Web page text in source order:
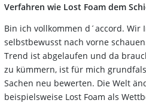
Verfahren wie Lost Foam dem
Bin ich vollkommen d´accord.
selbstbewusst nach vorne
Trend ist abgelaufen und da
zu kümmern, ist für mich
Sachen neu bewerten. Die Welt
beispielsweise Lost Foam als